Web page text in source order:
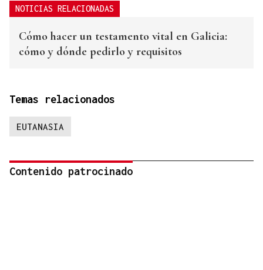
NOTICIAS RELACIONADAS
Cómo hacer un testamento vital en Galicia:
cómo y dónde pedirlo y requisitos
Temas relacionados
EUTANASIA
Contenido patrocinado